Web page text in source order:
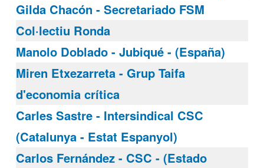
Gilda Chacón - Secretariado FSM
Col·lectiu Ronda
Manolo Doblado - Jubiqué - (España)
Miren Etxezarreta - Grup Taifa
d'economia crítica
Carles Sastre - Intersindical CSC
(Catalunya - Estat Espanyol)
Carlos Fernández - CSC - (Estado